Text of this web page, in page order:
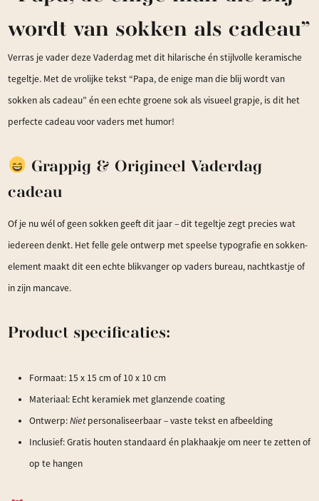
wordt van sokken als cadeau”
Verras je vader deze Vaderdag met dit hilarische én stijlvolle keramische
tegeltje. Met de vrolijke tekst “Papa, de enige man die blij wordt van
sokken als cadeau” én een echte groene sok als visueel grapje, is dit het
perfecte cadeau voor vaders met humor!
Grappig & Origineel Vaderdag
cadeau
Of je nu wél of geen sokken geeft dit jaar – dit tegeltje zegt precies wat
iedereen denkt. Het felle gele ontwerp met speelse typografie en sokken-
element maakt dit een echte blikvanger op vaders bureau, nachtkastje of
in zijn mancave.
Product specificaties:
Formaat: 15 x 15 cm of 10 x 10 cm
Materiaal: Echt keramiek met glanzende coating
Ontwerp:Nietpersonaliseerbaar – vaste tekst en afbeelding
Inclusief: Gratis houten standaard én plakhaakje om neer te zetten of
op te hangen